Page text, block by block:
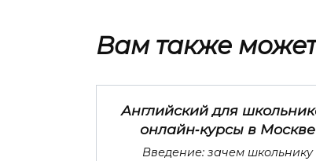
Вам также
Английский для
онлайн‑курсы в Москве
Введение: зачем школьнику